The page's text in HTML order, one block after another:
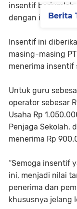
insentif berjumlah
dengan insentif
Insentif ini
masing-masing
menerima insentif
Untuk guru
operator sebesar
Usaha Rp
Penjaga Sekolah,
menerima Rp
“Semoga insentif
ini, menjadi nilai
penerima dan
khususnya jelang
Berita